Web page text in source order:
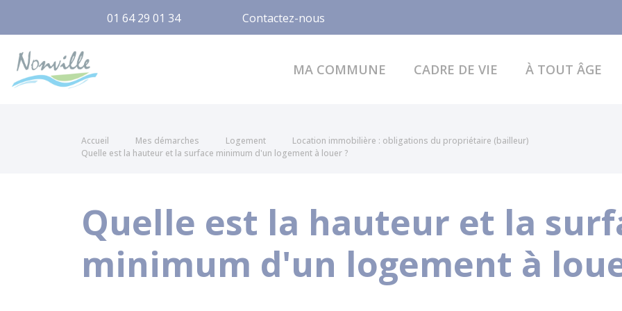
01 64 29 01 34 Contactez-nous
MA COMMUNE CADRE DE VIE À TOUT ÂGE
Accueil Mes démarches Logement
Location immobilière : obligations du propriétaire (bailleur)
Quelle est la hauteur et la surface minimum d'un logement à louer ?
Quelle est la hauteur et la
minimum d'un logement à